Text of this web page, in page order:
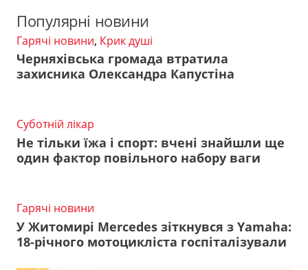
Популярні новини
Гарячі новини, Крик душі
Черняхівська громада втратила
захисника Олександра Капустіна
Суботній лікар
Не тільки їжа і спорт: вчені знайшли ще
один фактор повільного набору ваги
Гарячі новини
У Житомирі Mercedes зіткнувся з Yamaha:
18-річного мотоцикліста госпіталізували